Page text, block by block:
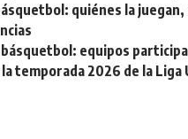
quiénes la
equipos
temporada 2026 de la